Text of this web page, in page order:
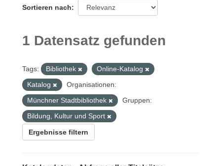
Sortieren nach
1 Datensatz gefunden
Tags: Bibliothek
Online-Katalog
Katalog
Organisationen:
Münchner Stadtbibliothek
Gruppen:
Bildung, Kultur und Sport
Ergebnisse filtern